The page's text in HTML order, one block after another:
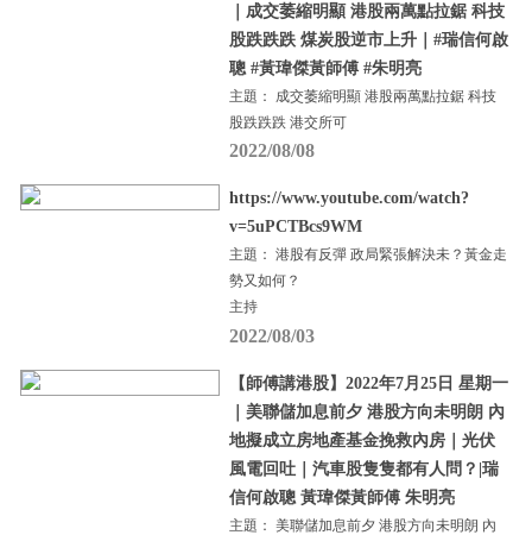
｜成交萎縮明顯 港股兩萬點拉鋸 科技
股跌跌跌 煤炭股逆市上升｜#瑞信何啟
聰 #黃瑋傑黃師傅 #朱明亮
主題： 成交萎縮明顯 港股兩萬點拉鋸 科技
股跌跌跌 港交所可
2022/08/08
https://www.youtube.com/watch?
v=5uPCTBcs9WM
主題： 港股有反彈 政局緊張解決未？黃金走
勢又如何？
主持
2022/08/03
【師傅講港股】2022年7月25日 星期一
｜美聯儲加息前夕 港股方向未明朗 內
地擬成立房地產基金挽救內房｜光伏
風電回吐｜汽車股隻隻都有人問？|瑞
信何啟聰 黃瑋傑黃師傅 朱明亮
主題： 美聯儲加息前夕 港股方向未明朗 內